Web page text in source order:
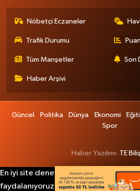
Nöbetçi Eczaneler
Trafik Durumu
Tüm Manşetler Son
Haber Arşivi
Güncel Politika Dünya Ekonomi
Spor
Haber Yazılımı: TE
En iyi site deneyimi sağlamak için
faydalanıyoruz. Detaylar için lütfen